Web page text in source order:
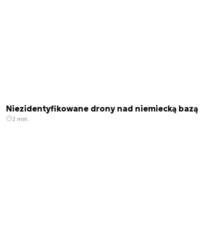
Niezidentyfikowane drony nad niemiecką bazą
2 min.